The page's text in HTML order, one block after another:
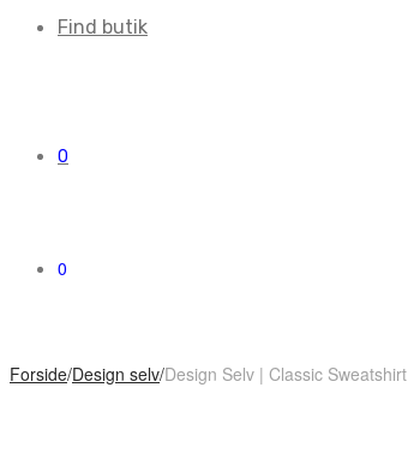
Find butik
0
0
Forside/Design selv/Design Selv | Classic Sweatshirt